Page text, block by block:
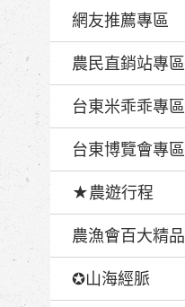
網友推薦專區
農民直銷站專區
台東米乖乖專區
台東博覽會專區
★農遊行程
農漁會百大精品
✪山海經脈